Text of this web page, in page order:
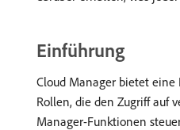
Einführung
Cloud Manager bietet
Rollen, die den Zugriff auf
Manager-Funktionen